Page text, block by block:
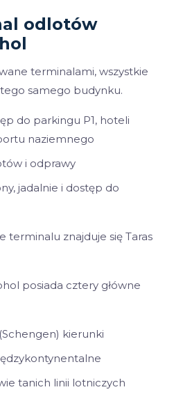
odlotów
terminalami, wszystkie
samego budynku.
do parkingu P1, hoteli
naziemnego
i odprawy
jadalnie i dostęp do
terminalu znajduje się Taras
posiada cztery główne
kierunki
tanich linii lotniczych